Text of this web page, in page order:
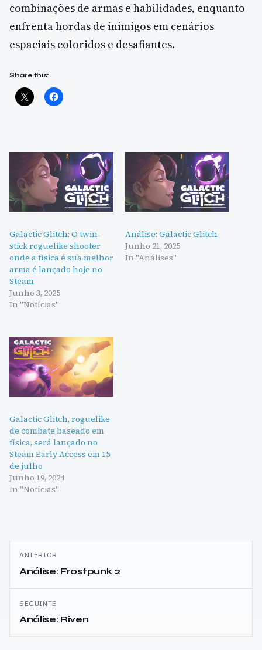
combinações de armas e habilidades, enquanto
enfrenta hordas de inimigos em cenários
espaciais coloridos e desafiantes.
Share this:
Galactic Glitch: O twin-
stick roguelike shooter
onde a física é sua melhor
arma é lançado hoje no
Steam
Junho 3, 2025
In "Notícias"
Análise: Galactic Glitch
Junho 21, 2025
In "Análises"
Galactic Glitch, roguelike
de combate baseado em
física, será lançado no
Steam Early Access em 15
de julho
Junho 19, 2024
In "Notícias"
Navegação
de
artigos
ANTERIOR
Análise: Frostpunk 2
SEGUINTE
Análise: Riven